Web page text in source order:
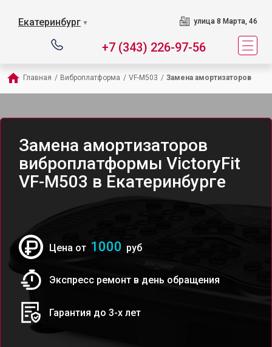
Екатеринбург ▼ улица 8 Марта, 46
+7 (343) 226-97-56
Главная / Виброплатформа / VF-M503 / Замена амортизаторов
Замена амортизаторов
виброплатформы VictoryFit
VF-M503 в Екатеринбурге
Цена от 1000 руб
Экспресс ремонт в день обращения
Гарантия до 3-х лет